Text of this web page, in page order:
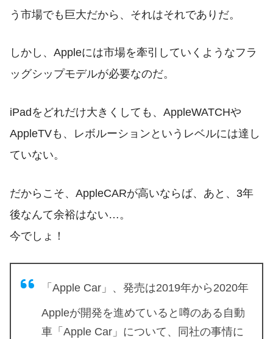
う市場でも巨大だから、それはそれでありだ。
しかし、Appleには市場を牽引していくようなフラ
ッグシップモデルが必要なのだ。
iPadをどれだけ大きくしても、AppleWATCHや
AppleTVも、レボルーションというレベルには達し
ていない。
だからこそ、AppleCARが高いならば、あと、3年
後なんて余裕はない…。
今でしょ！
「Apple Car」、発売は2019年から2020年
Appleが開発を進めていると噂のある自動
車「Apple Car」について、同社の事情に